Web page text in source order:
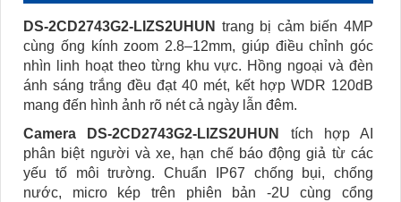
DS-2CD2743G2-LIZS2UHUN trang bị cảm biến 4MP
cùng ống kính zoom 2.8–12mm, giúp điều chỉnh góc
nhìn linh hoạt theo từng khu vực. Hồng ngoại và đèn
ánh sáng trắng đều đạt 40 mét, kết hợp WDR 120dB
mang đến hình ảnh rõ nét cả ngày lẫn đêm.
Camera DS-2CD2743G2-LIZS2UHUN
tích hợp AI
phân biệt người và xe, hạn chế báo động giả từ các
yếu tố môi trường. Chuẩn IP67 chống bụi, chống
nước, micro kép trên phiên bản -2U cùng cổng